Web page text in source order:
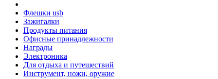
Флешки usb
Зажигалки
Продукты питания
Офисные принадлежности
Награды
Электроника
Для отдыха и путешествий
Инструмент, ножи, оружие